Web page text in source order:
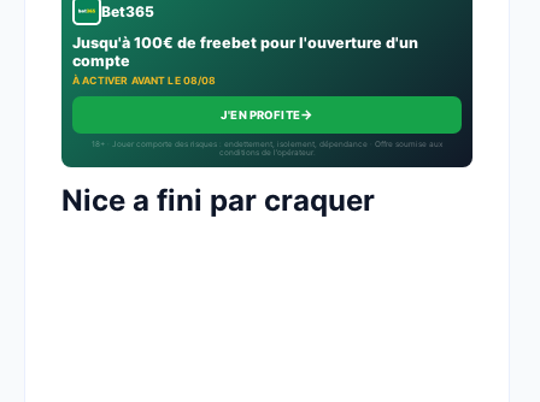
Bet365
Jusqu'à 100€ de freebet pour l'ouverture d'un
compte
À ACTIVER AVANT LE 08/08
J'EN PROFITE→
18+ · Jouer comporte des risques : endettement, isolement, dépendance · Offre soumise aux
conditions de l’opérateur.
Nice a fini par craquer